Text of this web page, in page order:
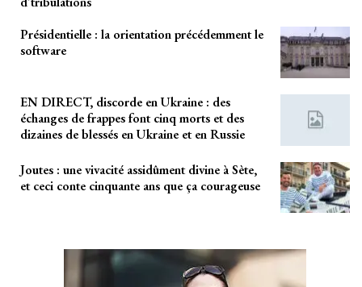
Présidentielle : la orientation précédemment le
software
EN DIRECT, discorde en Ukraine : des
échanges de frappes font cinq morts et des
dizaines de blessés en Ukraine et en Russie
Joutes : une vivacité assidûment divine à Sète,
et ceci conte cinquante ans que ça courageuse